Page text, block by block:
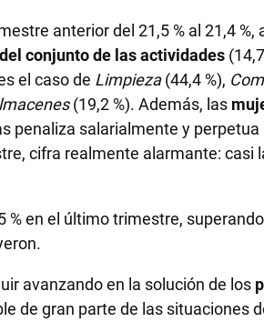
anterior del 21,5 % al 21,4
conjunto de las actividades
el caso de Limpieza(44,4 %),
(19,2 %). Además, las
penaliza salarialmente y
cifra realmente alarmante:
% en el último trimestre,
avanzando en la solución de los
de gran parte de las situaciones